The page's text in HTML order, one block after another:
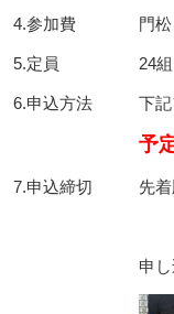
4.参加費 門
5.定員 24
6.申込方法 下
予
7.申込締切 先
申